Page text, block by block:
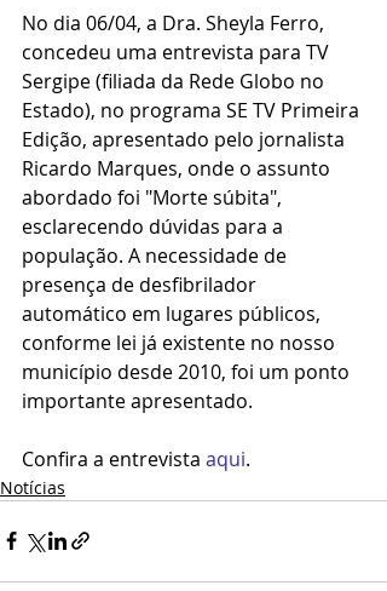
No dia 06/04, a Dra. Sheyla Ferro,
concedeu uma entrevista para TV
Sergipe (filiada da Rede Globo no
Estado), no programa SE TV Primeira
Edição, apresentado pelo jornalista
Ricardo Marques, onde o assunto
abordado foi "Morte súbita",
esclarecendo dúvidas para a
população. A necessidade de
presença de desfibrilador
automático em lugares públicos,
conforme lei já existente no nosso
município desde 2010, foi um ponto
importante apresentado.
Confira a entrevista aqui.
Notícias